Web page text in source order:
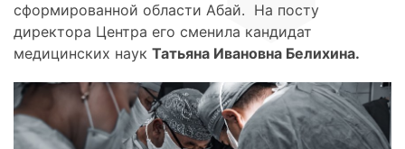
сформированной области Абай. На посту
директора Центра его сменила кандидат
медицинских наук Татьяна Ивановна Белихина.